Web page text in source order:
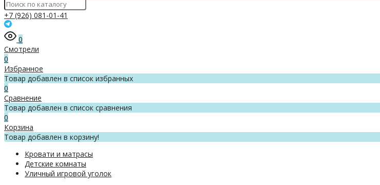
+7 (926) 081-01-41
0
Смотрели
0
Избранное
Товар добавлен в список избранных
0
Сравнение
Товар добавлен в список сравнения
0
Корзина
Товар добавлен в корзину!
Кровати и матрасы
Детские комнаты
Уличный игровой уголок